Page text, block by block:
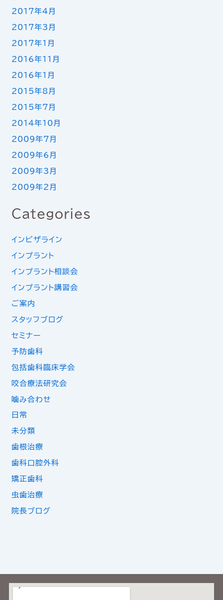
2017年4月
2017年3月
2017年1月
2016年11月
2016年1月
2015年8月
2015年7月
2014年10月
2009年7月
2009年6月
2009年3月
2009年2月
Categories
インビザライン
インプラント
インプラント相談会
インプラント講習会
ご案内
スタッフブログ
セミナー
予防歯科
包括歯科臨床学会
咬合療法研究会
噛み合わせ
日常
未分類
歯根治療
歯科口腔外科
矯正歯科
虫歯治療
院長ブログ